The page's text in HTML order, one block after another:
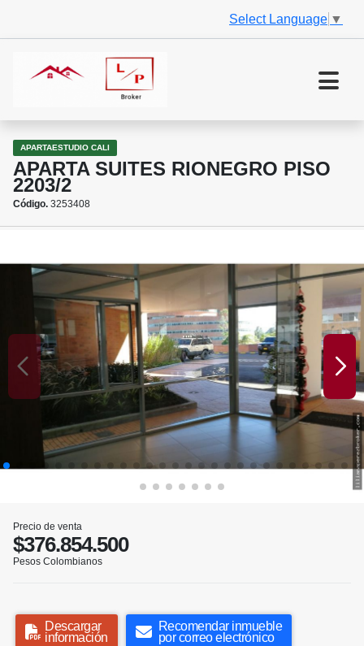
Select Language ▼
APARTAESTUDIO CALI
APARTA SUITES RIONEGRO PISO
2203/2
Código. 3253408
Precio de venta
$376.854.500
Pesos Colombianos
Descargar
información
Recomendar inmueble
por correo electrónico